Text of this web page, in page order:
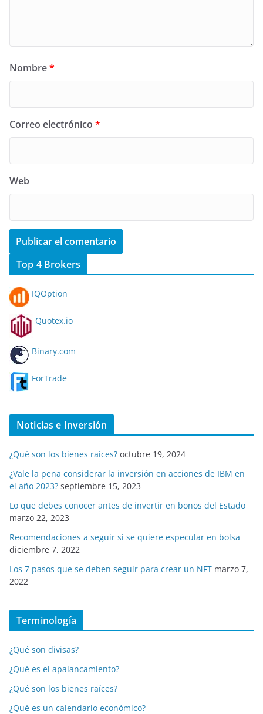
Nombre*
Correo electrónico *
Web
Top 4 Brokers
IQOption
Quotex.io
Binary.com
ForTrade
Noticias e Inversión
¿Qué son los bienes raíces? octubre 19, 2024
¿Vale la pena considerar la inversión en acciones de IBM en
el año 2023? septiembre 15, 2023
Lo que debes conocer antes de invertir en bonos del Estado
marzo 22, 2023
Recomendaciones a seguir si se quiere especular en bolsa
diciembre 7, 2022
Los 7 pasos que se deben seguir para crear un NFT marzo 7,
2022
Terminología
¿Qué son divisas?
¿Qué es el apalancamiento?
¿Qué son los bienes raíces?
¿Qué es un calendario económico?